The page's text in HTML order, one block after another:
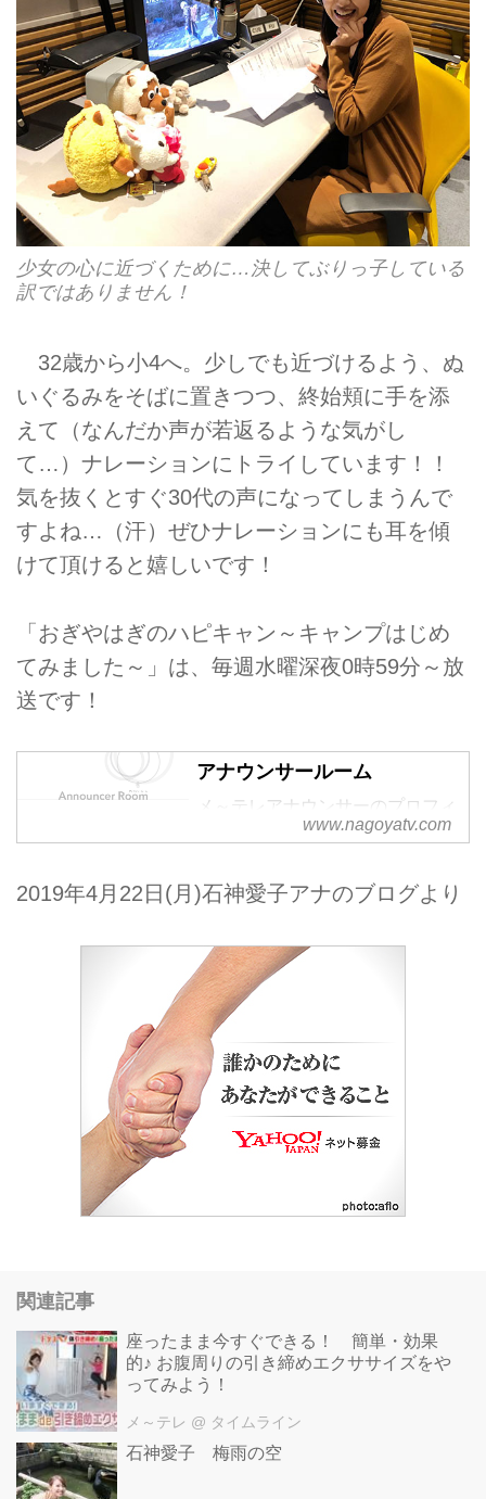
少女の心に近づくために…決してぶりっ子している
訳ではありません！
32歳から小4へ。少しでも近づけるよう、ぬ
いぐるみをそばに置きつつ、終始頬に手を添
えて（なんだか声が若返るような気がし
て…）ナレーションにトライしています！！
気を抜くとすぐ30代の声になってしまうんで
すよね…（汗）ぜひナレーションにも耳を傾
けて頂けると嬉しいです！
「おぎやはぎのハピキャン～キャンプはじめ
てみました～」は、毎週水曜深夜0時59分～放
送です！
アナウンサールーム
メ～テレアナウンサーのプロフィ
ールページです。www.nagoyatv.com
2019年4月22日(月)石神愛子アナのブログより
関連記事
座ったまま今すぐできる！ 簡単・効果
的♪ お腹周りの引き締めエクササイズをや
ってみよう！
メ～テレ @ タイムライン
石神愛子 梅雨の空